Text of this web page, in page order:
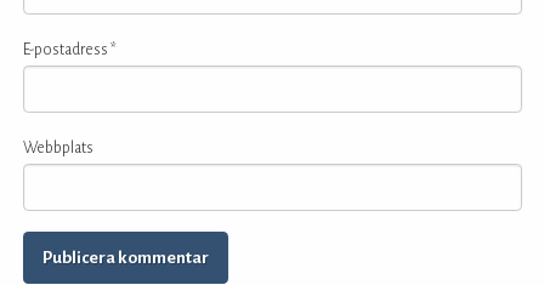
E-postadress *
Webbplats